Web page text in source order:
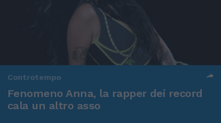
Controtempo
Fenomeno Anna, la rapper dei record
cala un altro asso